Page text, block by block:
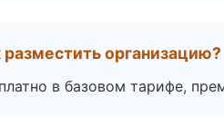
разместить организацию?
в базовом тарифе,